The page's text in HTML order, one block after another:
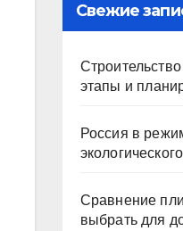
Свежие
этапы и
Россия в
Сравнение
выбрать для